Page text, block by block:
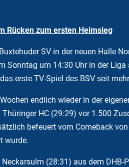
Rücken zum ersten Heimsieg
SV in der neuen Halle
Sonntag um 14:30 Uhr in der
erste TV-Spiel des BSV seit
endlich wieder in der
HC (29:29) vor 1.500
befeuert vom Comeback
wurde.
(28:31) aus dem